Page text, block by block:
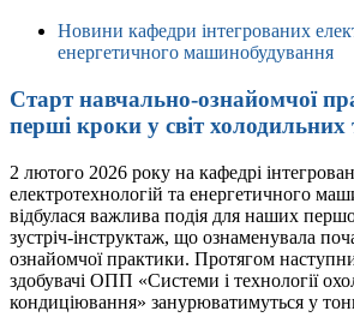
Новини кафедри інтегрованих
енергетичного машинобудування
Старт навчально-ознайомчої
перші кроки у світ холодильних
2 лютого 2026 року на кафедрі
електротехнологій та енергетичного
відбулася важлива подія для наших
зустріч-інструктаж, що ознаменувала
ознайомчої практики. Протягом
здобувачі ОПП «Системи і технології
кондиціювання» занурюватимуться у